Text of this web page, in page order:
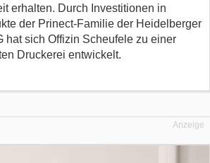
erhalten. Durch Investitionen in
der Prinect-Familie der Heidelberger
hat sich Offizin Scheufele zu einer
Druckerei entwickelt.
Anzeige